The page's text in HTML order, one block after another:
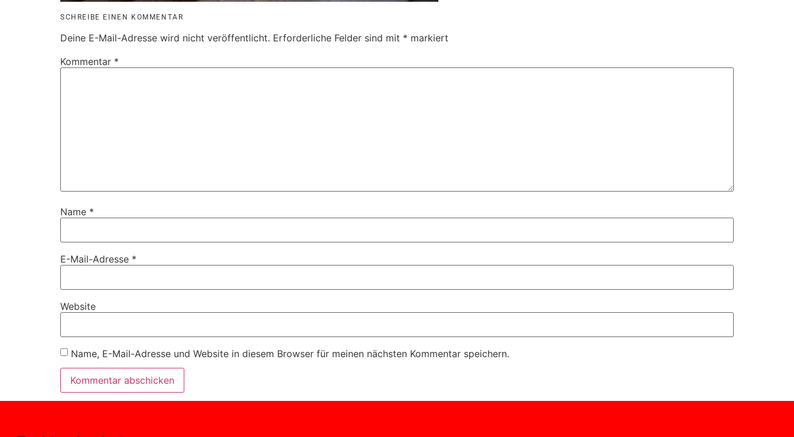
SCHREIBE EINEN KOMMENTAR
Deine E-Mail-Adresse wird nicht veröffentlicht. Erforderliche Felder sind mit * markiert
Kommentar *
Name *
E-Mail-Adresse *
Website
Name, E-Mail-Adresse und Website in diesem Browser für meinen nächsten Kommentar speichern.